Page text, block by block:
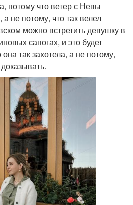
потому что ветер с Невы
не потому, что так велел
можно встретить девушку в
сапогах, и это будет
так захотела, а не потому,